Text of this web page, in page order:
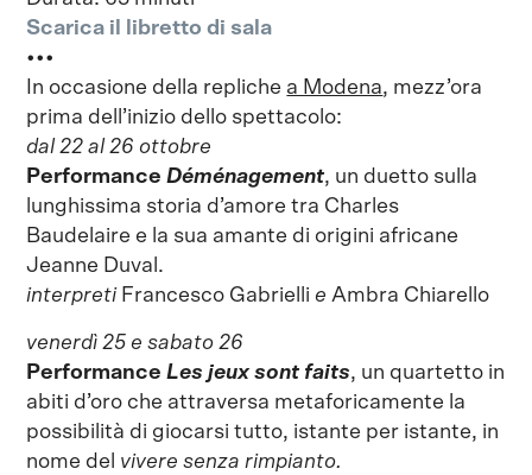
Scarica il libretto di sala
•••
In occasione della repliche a Modena, mezz’ora
prima dell’inizio dello spettacolo:
dal 22 al 26 ottobre
PerformanceDéménagement, un duetto sulla
lunghissima storia d’amore tra Charles
Baudelaire e la sua amante di origini africane
Jeanne Duval.
interpreti Francesco GabriellieAmbra Chiarello
venerdì 25 e sabato 26
PerformanceLes jeux sont faits, un quartetto in
abiti d’oro che attraversa metaforicamente la
possibilità di giocarsi tutto, istante per istante, in
nome del vivere senza rimpianto.